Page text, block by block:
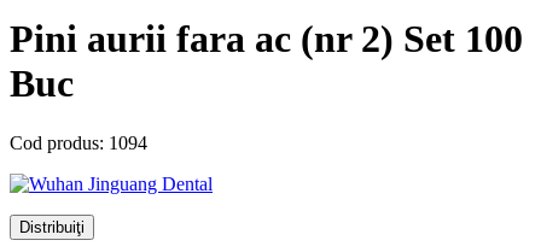
Pini aurii fara ac (nr 2) Set 100
Buc
Cod produs: 1094
Distribuiţi